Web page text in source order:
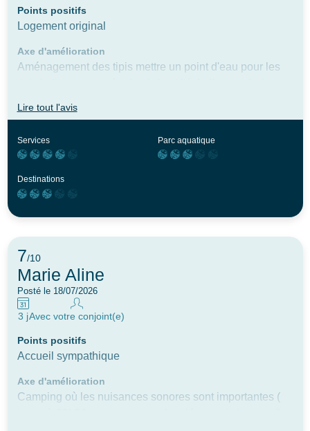
Points positifs
Logement original
Axe d'amélioration
Aménagement des tipis mettre un point d'eau pour les
un vrai salon de jardin et aussi des transats peut être
Lire tout l'avis
Services Parc aquatique
Destinations
7/10
Marie Aline
Posté le 18/07/2026
3 jAvec votre conjoint(e)
Points positifs
Accueil sympathique
Axe d'amélioration
Camping où les nuisances sonores sont importantes (